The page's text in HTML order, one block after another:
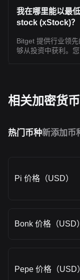
我在哪里能以最
stock (xStock)？
Bitget 提供行业领
够从投资中获利。
相关加密货
热门币种新添加币
Pi 价格（USD）
Bonk 价格（USD）
Pepe 价格（USD